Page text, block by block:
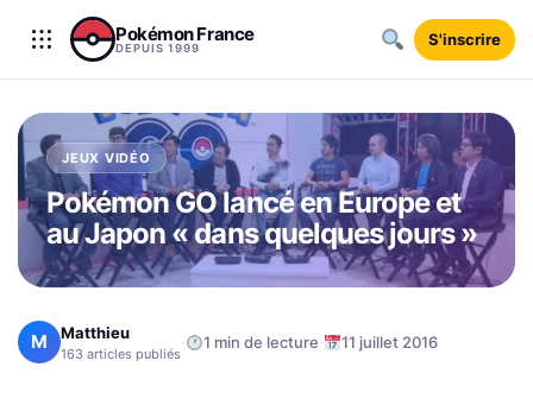
Aller au contenu
Pokémon France
DEPUIS 1999 S'inscrire
JEUX VIDÉO
Pokémon GO lancé en Europe et
au Japon « dans quelques jours »
M Matthieu
163 articles publiés · 1 min de lecture· 11 juillet 2016